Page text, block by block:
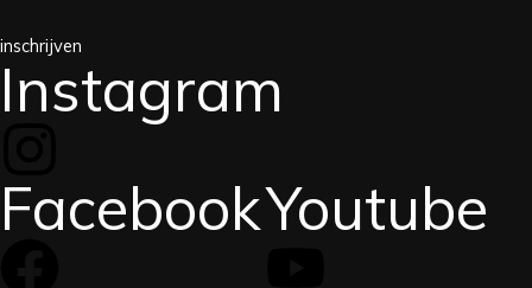
inschrijven
Instagram
FacebookYoutube